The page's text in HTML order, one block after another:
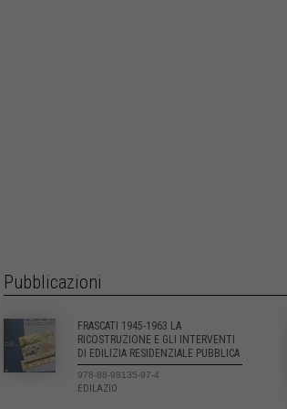
Pubblicazioni
FRASCATI 1945-1963 LA
RICOSTRUZIONE E GLI INTERVENTI
DI EDILIZIA RESIDENZIALE PUBBLICA
978-88-98135-97-4
EDILAZIO